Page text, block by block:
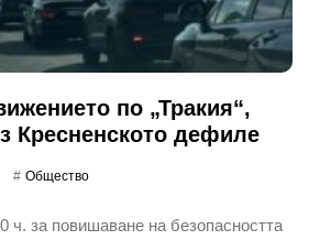
по „Тракия“,
Кресненското дефиле
Общество
ч. за повишаване на безопасността